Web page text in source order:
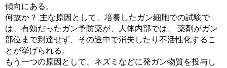
傾向にある。
何故か？ 主な原因として、培養したガン細胞での試験で
は、有効だったガン予防薬が、人体内部では、 薬剤がガン
部位まで到達せず、その途中で消失したり不活性化するこ
とが挙げられる。
もう一つの原因として、ネズミなどに発ガン物質を投与し